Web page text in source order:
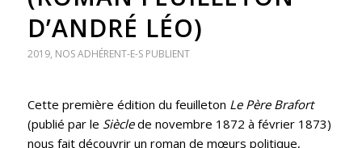
D’ANDRÉ LÉO)
2019, NOS ADHÉRENT-E-S PUBLIENT
Cette première édition du feuilleton Le Père Brafort
(publié par le Sièclede novembre 1872 à février 1873)
nous fait découvrir un roman de mœurs politique,